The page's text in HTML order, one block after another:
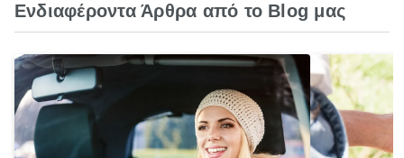
Ενδιαφέροντα Άρθρα από το Blog μας